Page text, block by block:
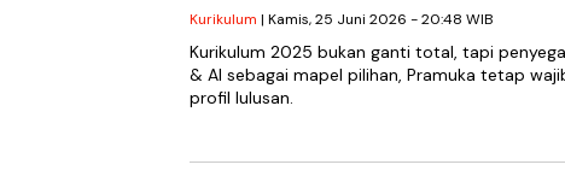
Kurikulum | Kamis, 25 Juni 2026 - 20:48 WIB
Kurikulum 2025 bukan ganti total, tapi
& AI sebagai mapel pilihan, Pramuka tetap
profil lulusan.